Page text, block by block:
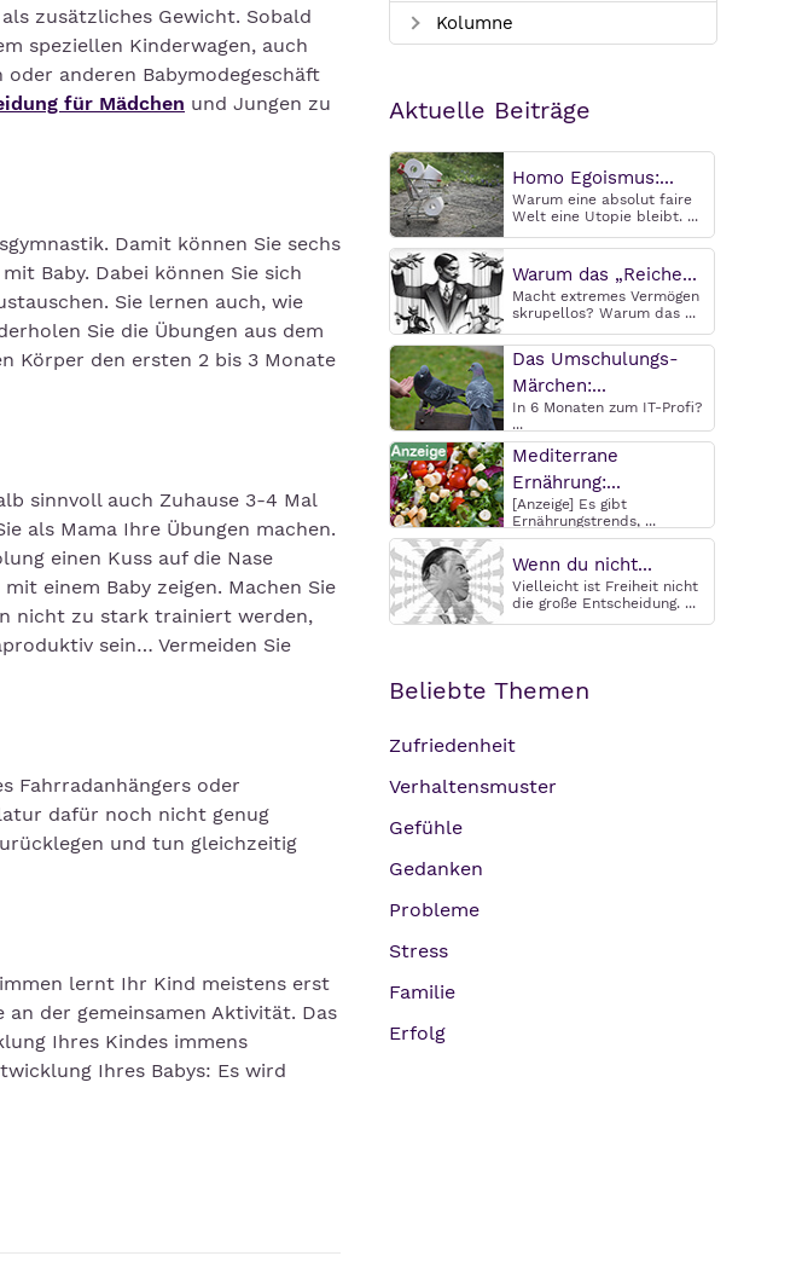
zusätzliches Gewicht. Sobald
speziellen Kinderwagen, auch
anderen Babymodegeschäft
für Mädchen und Jungen zu
Damit können Sie sechs
Baby. Dabei können Sie sich
Sie lernen auch, wie
Sie die Übungen aus dem
Körper den ersten 2 bis 3 Monate
sinnvoll auch Zuhause 3-4 Mal
als Mama Ihre Übungen machen.
einen Kuss auf die Nase
einem Baby zeigen. Machen Sie
nicht zu stark trainiert werden,
sein… Vermeiden Sie
Fahrradanhängers oder
dafür noch nicht genug
und tun gleichzeitig
lernt Ihr Kind meistens erst
der gemeinsamen Aktivität. Das
Ihres Kindes immens
Ihres Babys: Es wird
Kolumne
Aktuelle Beiträge
Homo Egoismus:...
Warum eine absolut faire
Welt eine Utopie bleibt. ...
Warum das „Reiche...
Macht extremes Vermögen
skrupellos? Warum das ...
Das Umschulungs-
Märchen:...
In 6 Monaten zum IT-Profi?
...
Mediterrane
Ernährung:...
[Anzeige] Es gibt
Ernährungstrends, ...
Wenn du nicht...
Vielleicht ist Freiheit nicht
die große Entscheidung. ...
Beliebte Themen
Zufriedenheit
Verhaltensmuster
Gefühle
Gedanken
Probleme
Stress
Familie
Erfolg